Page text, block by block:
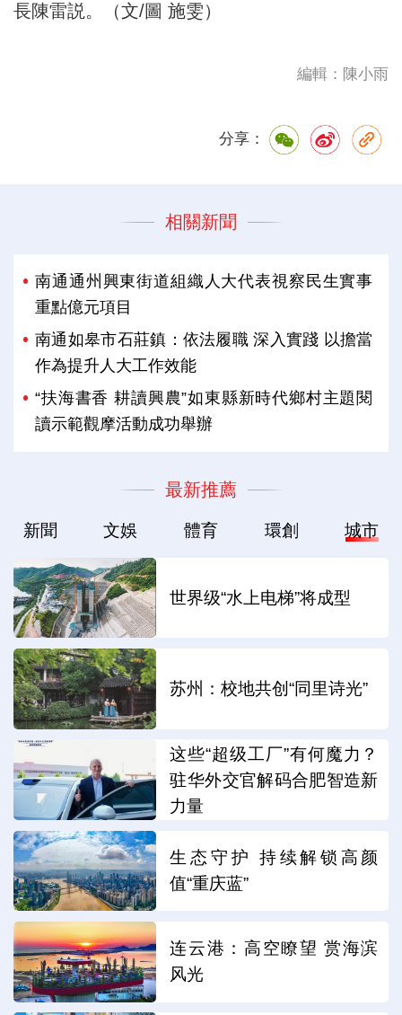
長陳雷説。（文/圖 施雯）
編輯：陳小雨
分享：
相關新聞
南通通州興東街道組織人大代表視察民生實事
重點億元項目
南通如皋市石莊鎮：依法履職 深入實踐 以擔當
作為提升人大工作效能
“扶海書香 耕讀興農”如東縣新時代鄉村主題閱
讀示範觀摩活動成功舉辦
最新推薦
新聞 文娛 體育 環創 城市
世界级“水上电梯”将成型
苏州：校地共创“同里诗光”
这些“超级工厂”有何魔力？
驻华外交官解码合肥智造新
力量
生态守护 持续解锁高颜
值“重庆蓝”
连云港：高空瞭望 赏海滨
风光